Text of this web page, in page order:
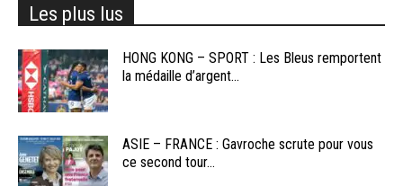
Les plus lus
HONG KONG – SPORT : Les Bleus remportent
la médaille d’argent...
ASIE – FRANCE : Gavroche scrute pour vous
ce second tour...